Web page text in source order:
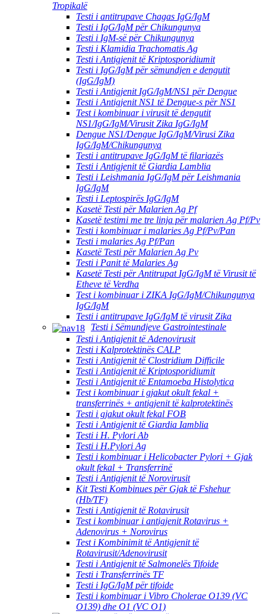
Tropikalë
Testi i antitrupave Chagas IgG/IgM
Testi i IgG/IgM për Chikungunya
Testi i IgM-së për Chikungunya
Testi i Klamidia Trachomatis Ag
Testi i Antigjenit të Kriptosporidiumit
Testi i IgG/IgM për sëmundjen e dengutit
(IgG/IgM)
Testi i Antigjenit IgG/IgM/NS1 për Dengue
Testi i Antigjenit NS1 të Dengue-s për NS1
Test i kombinuar i virusit të dengutit
NS1/IgG/IgM/Virusit Zika IgG/IgM
Dengue NS1/Dengue IgG/IgM/Virusi Zika
IgG/IgM/Chikungunya
Testi i antitrupave IgG/IgM të filariazës
Testi i Antigjenit të Giardia Lamblia
Testi i Leishmania IgG/IgM për Leishmania
IgG/IgM
Testi i Leptospirës IgG/IgM
Kasetë Testi për Malarien Ag Pf
Kasetë testimi me tre linja për malarien Ag Pf/Pv
Testi i kombinuar i malaries Ag Pf/Pv/Pan
Testi i malaries Ag Pf/Pan
Kasetë Testi për Malarien Ag Pv
Testi i Panit të Malaries Ag
Kasetë Testi për Antitrupat IgG/IgM të Virusit të
Etheve të Verdha
Test i kombinuar i ZIKA IgG/IgM/Chikungunya
IgG/IgM
Testi i antitrupave IgG/IgM të virusit Zika
Testi i Sëmundjeve Gastrointestinale
Testi i Antigjenit të Adenovirusit
Testi i Kalprotektinës CALP
Testi i Antigjenit të Clostridium Difficile
Testi i Antigjenit të Kriptosporidiumit
Testi i Antigjenit të Entamoeba Histolytica
Test i kombinuar i gjakut okult fekal +
transferrinës + antigjenit të kalprotektinës
Testi i gjakut okult fekal FOB
Testi i Antigjenit të Giardia Iamblia
Testi i H. Pylori Ab
Testi i H.Pylori Ag
Testi i kombinuar i Helicobacter Pylori + Gjak
okult fekal + Transferrinë
Testi i Antigjenit të Norovirusit
Kit Testi Kombinues për Gjak të Fshehur
(Hb/TF)
Testi i Antigjenit të Rotavirusit
Test i kombinuar i antigjenit Rotavirus +
Adenovirus + Norovirus
Test i Kombinimit të Antigjenit të
Rotavirusit/Adenovirusit
Testi i Antigjenit të Salmonelës Tifoide
Testi i Transferrinës TF
Testi i IgG/IgM për tifoide
Testi i kombinuar i Vibro Cholerae O139 (VC
O139) dhe O1 (VC O1)